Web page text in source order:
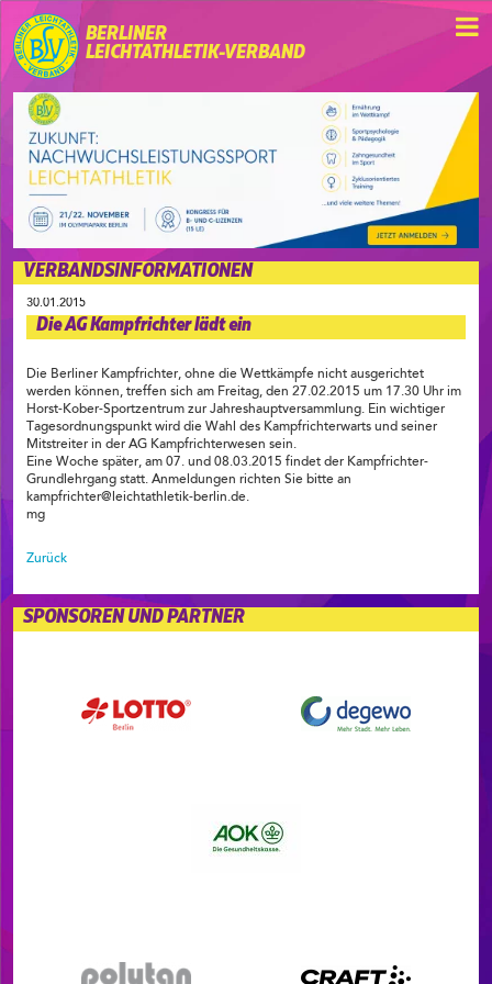
BERLINER
LEICHTATHLETIK-VERBAND
VERBANDSINFORMATIONEN
30.01.2015
Die AG Kampfrichter lädt ein
Die Berliner Kampfrichter, ohne die Wettkämpfe nicht ausgerichtet
werden können, treffen sich am Freitag, den 27.02.2015 um 17.30 Uhr im
Horst-Kober-Sportzentrum zur Jahreshauptversammlung. Ein wichtiger
Tagesordnungspunkt wird die Wahl des Kampfrichterwarts und seiner
Mitstreiter in der AG Kampfrichterwesen sein.
Eine Woche später, am 07. und 08.03.2015 findet der Kampfrichter-
Grundlehrgang statt. Anmeldungen richten Sie bitte an
kampfrichter@leichtathletik-berlin.de.
mg
Zurück
SPONSOREN UND PARTNER